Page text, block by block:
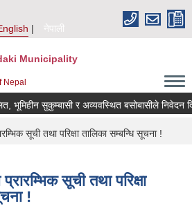
नेपाली
Municipality
Nepal
भूमिहीन सुकुम्बासी र अव्यवस्थित बसोबासीले निवेदन
सूची तथा परिक्षा तालिका सम्बन्धि सूचना !
सूची तथा परिक्षा
!